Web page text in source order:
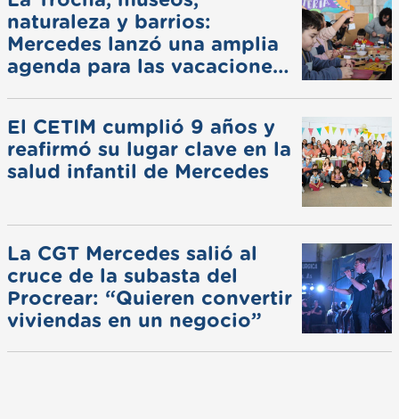
naturaleza y barrios:
Mercedes lanzó una amplia
agenda para las vacaciones
El CETIM cumplió 9 años y
reafirmó su lugar clave en la
salud infantil de Mercedes
La CGT Mercedes salió al
cruce de la subasta del
Procrear: “Quieren convertir
viviendas en un negocio”